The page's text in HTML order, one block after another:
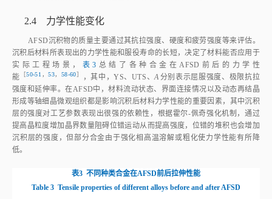
2.4 力学性能变化
AFSD沉积物的质量主要通过其抗拉强度、硬度和疲劳强度等来评估。
沉积后材料所表现出的力学性能和服役寿命的长短，决定了材料能否应用于
实际工程场景， 表3 总结了各种合金在AFSD前后的力学性
能 ［50‑51 ，53， 58‑60］ ，其中，YS、UTS、A 分别表示屈服强度、极限抗拉
强度和延伸率。在AFSD中，材料流动状态、界面连接情况以及动态再结晶
形成等轴细晶微观组织都是影响沉积后材料力学性能的重要因素，其中沉积
层的强度对工艺参数表现出很强的依赖性，根据霍尔‑佩奇强化机制，通过
提高晶粒度增加晶界数量阻碍位错运动从而提高强度，位错的堆积也会增加
沉积层的强度，但部分合金由于强化相高温溶解或粗化使力学性能有所降
低。
表3 不同种类合金在AFSD前后拉伸性能
Table 3 Tensile properties of different alloys before and after AFSD